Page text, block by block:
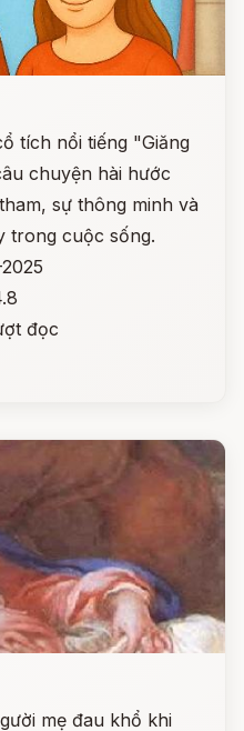
tích nổi tiếng "Giăng
chuyện hài hước
sự thông minh và
trong cuộc sống.
đọc
mẹ đau khổ khi